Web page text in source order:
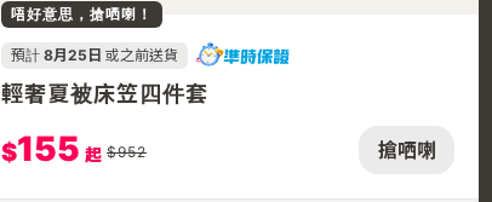
搶哂喇
唔好意思，搶哂喇！
預計 8月25日 或之前送貨
輕奢夏被床笠四件套
$155 起 $952